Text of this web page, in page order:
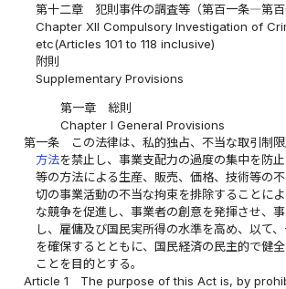
第十二章 犯則事件の調査等（第百一条―第百
Chapter XII Compulsory Investigation of
etc(Articles 101 to 118 inclusive)
附則
Supplementary Provisions
第一章 総則
Chapter I General Provisions
第一条
この法律は、私的独占、不当な取引制
方法を禁止し、事業支配力の過度の集中を防
等の方法による生産、販売、価格、技術等の
切の事業活動の不当な拘束を排除することに
な競争を促進し、事業者の創意を発揮させ、
し、雇傭及び国民実所得の水準を高め、以て
を確保するとともに、国民経済の民主的で健
ことを目的とする。
Article 1
The purpose of this Act is, by